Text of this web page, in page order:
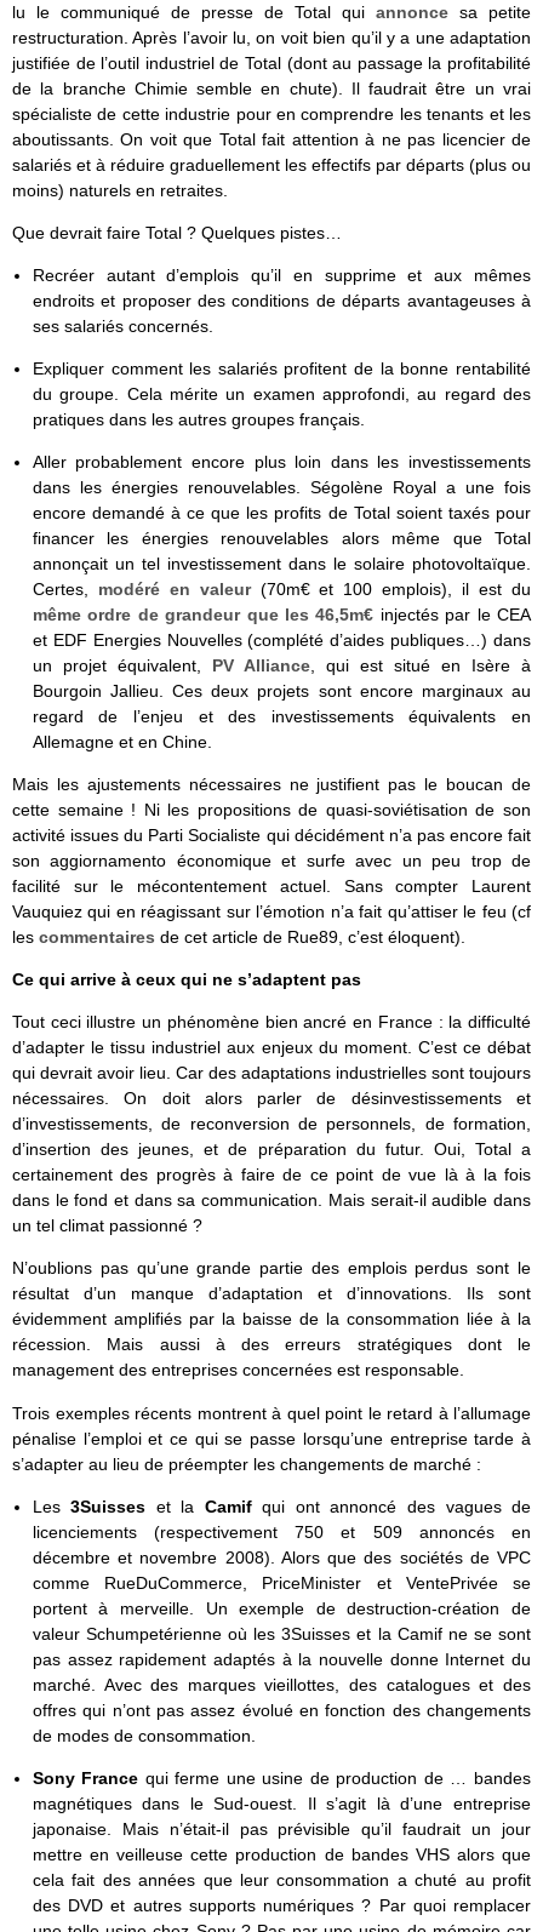
lu le communiqué de presse de Total qui annonce sa petite
restructuration. Après l’avoir lu, on voit bien qu’il y a une adaptation
justifiée de l’outil industriel de Total (dont au passage la profitabilité
de la branche Chimie semble en chute). Il faudrait être un vrai
spécialiste de cette industrie pour en comprendre les tenants et les
aboutissants. On voit que Total fait attention à ne pas licencier de
salariés et à réduire graduellement les effectifs par départs (plus ou
moins) naturels en retraites.
Que devrait faire Total ? Quelques pistes…
Recréer autant d’emplois qu’il en supprime et aux mêmes
endroits et proposer des conditions de départs avantageuses à
ses salariés concernés.
Expliquer comment les salariés profitent de la bonne rentabilité
du groupe. Cela mérite un examen approfondi, au regard des
pratiques dans les autres groupes français.
Aller probablement encore plus loin dans les investissements
dans les énergies renouvelables. Ségolène Royal a une fois
encore demandé à ce que les profits de Total soient taxés pour
financer les énergies renouvelables alors même que Total
annonçait un tel investissement dans le solaire photovoltaïque.
Certes, modéré en valeur(70m€ et 100 emplois), il est du
même ordre de grandeur que les 46,5m€ injectés par le CEA
et EDF Energies Nouvelles (complété d’aides publiques…) dans
un projet équivalent, PV Alliance, qui est situé en Isère à
Bourgoin Jallieu. Ces deux projets sont encore marginaux au
regard de l’enjeu et des investissements équivalents en
Allemagne et en Chine.
Mais les ajustements nécessaires ne justifient pas le boucan de
cette semaine ! Ni les propositions de quasi-soviétisation de son
activité issues du Parti Socialiste qui décidément n’a pas encore fait
son aggiornamento économique et surfe avec un peu trop de
facilité sur le mécontentement actuel. Sans compter Laurent
Vauquiez qui en réagissant sur l’émotion n’a fait qu’attiser le feu (cf
les commentaires de cet article de Rue89, c’est éloquent).
Ce qui arrive à ceux qui ne s’adaptent pas
Tout ceci illustre un phénomène bien ancré en France : la difficulté
d’adapter le tissu industriel aux enjeux du moment. C’est ce débat
qui devrait avoir lieu. Car des adaptations industrielles sont toujours
nécessaires. On doit alors parler de désinvestissements et
d’investissements, de reconversion de personnels, de formation,
d’insertion des jeunes, et de préparation du futur. Oui, Total a
certainement des progrès à faire de ce point de vue là à la fois
dans le fond et dans sa communication. Mais serait-il audible dans
un tel climat passionné ?
N’oublions pas qu’une grande partie des emplois perdus sont le
résultat d’un manque d’adaptation et d’innovations. Ils sont
évidemment amplifiés par la baisse de la consommation liée à la
récession. Mais aussi à des erreurs stratégiques dont le
management des entreprises concernées est responsable.
Trois exemples récents montrent à quel point le retard à l’allumage
pénalise l’emploi et ce qui se passe lorsqu’une entreprise tarde à
s’adapter au lieu de préempter les changements de marché :
Les3Suisses et la Camifqui ont annoncé des vagues de
licenciements (respectivement 750 et 509 annoncés en
décembre et novembre 2008). Alors que des sociétés de VPC
comme RueDuCommerce, PriceMinister et VentePrivée se
portent à merveille. Un exemple de destruction-création de
valeur Schumpetérienne où les 3Suisses et la Camif ne se sont
pas assez rapidement adaptés à la nouvelle donne Internet du
marché. Avec des marques vieillottes, des catalogues et des
offres qui n’ont pas assez évolué en fonction des changements
de modes de consommation.
Sony France qui ferme une usine de production de … bandes
magnétiques dans le Sud-ouest. Il s’agit là d’une entreprise
japonaise. Mais n’était-il pas prévisible qu’il faudrait un jour
mettre en veilleuse cette production de bandes VHS alors que
cela fait des années que leur consommation a chuté au profit
des DVD et autres supports numériques ? Par quoi remplacer